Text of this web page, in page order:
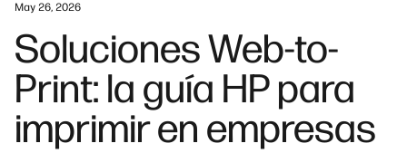
May 26, 2026
Soluciones Web-to-
Print: la guía HP para
imprimir en empresas